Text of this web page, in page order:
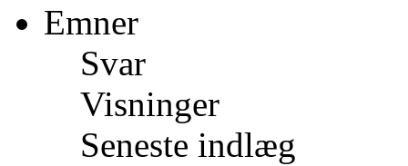
Emner
Svar
Visninger
Seneste indlæg